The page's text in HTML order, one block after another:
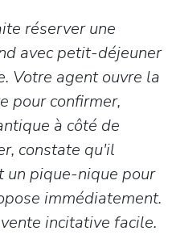
réserver une
avec petit-déjeuner
Votre agent ouvre la
pour confirmer,
à côté de
constate qu'il
un pique-nique pour
immédiatement.
incitative facile.